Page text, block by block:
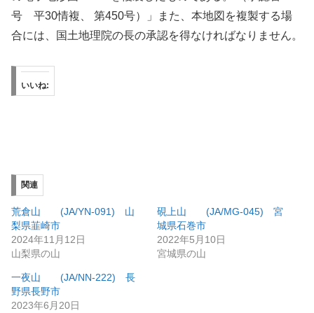
号 平30情複、 第450号）」また、本地図を複製する場
合には、国土地理院の長の承認を得なければなりません。
いいね:
関連
荒倉山 (JA/YN-091) 山
梨県韮崎市
2024年11月12日
山梨県の山
硯上山 (JA/MG-045) 宮
城県石巻市
2022年5月10日
宮城県の山
一夜山 (JA/NN-222) 長
野県長野市
2023年6月20日